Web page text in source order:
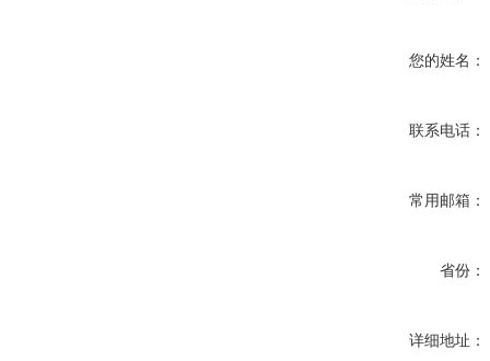
您的姓名：
联系电话：
常用邮箱：
省份：
详细地址：